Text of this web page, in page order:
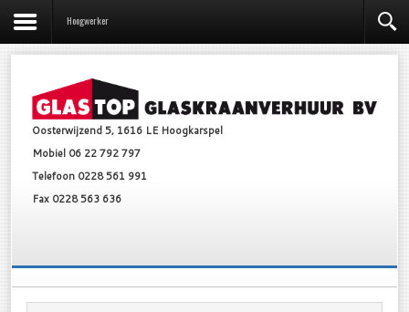
Hoogwerker
Oosterwijzend 5, 1616 LE Hoogkarspel
Mobiel 06 22 792 797
Telefoon 0228 561 991
Fax 0228 563 636